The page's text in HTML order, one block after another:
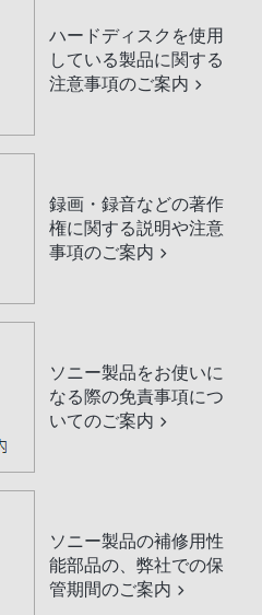
ハードディスクを使用
している製品に関する
注意事項のご案内
録画・録音などの著作
権に関する説明や注意
事項のご案内
ソニー製品をお使いに
なる際の免責事項につ
いてのご案内
ソニー製品の補修用性
能部品の、弊社での保
管期間のご案内